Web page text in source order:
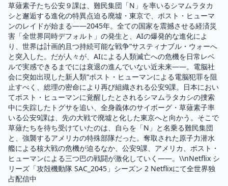
草薙素子たち公安９課は、難民集団「N」を率いるシマムラタカ
シと邂逅する進化の特異点迫る廃墟・東京で、ポスト・ヒューマ
ンのレイドが始まる——2045年。全ての国家を震撼させる経済災
害「全世界同時デフォルト」の発生と、AIの爆発的な進化によ
り、世界は計画的且つ持続可能な戦争“サスティナブル・ウォーへ
と突入した。だが人々が、AIによる人類滅亡への危機を日常レベ
ルで実感できるまでには衰退の進んでいない近未来――。電脳社
会に突如出現した新人類“ポスト・ヒューマンによる電脳犯罪を阻
止すべく、総理の密命により再び組織される公安9課。日本におい
てポスト・ヒューマンに覚醒したとされるシマムラタカシの捜索
中に失踪したトグサを追い、全身義体のサイボーグ・草薙素子率
いる公安9課は、先の大戦で廃墟と化した東京へと向かう。そこで
草薙たちを待ち受けていたのは、自らを「N」と名乗る難民集団
と、強襲するアメリカの特殊部隊だった。奪取された原子力潜水
艦による核大戦の危機が迫るなか、公安9課、アメリカ、ポスト・
ヒューマンによる三つ巴の戦闘が激化していく――。\\nNetflix シ
リーズ「攻殻機動隊 SAC_2045」シーズン 2 Netflixにて全世界独
占配信中